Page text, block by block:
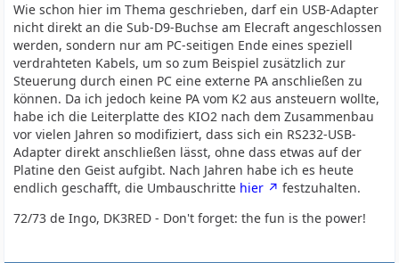
Wie schon hier im Thema geschrieben, darf ein USB-Adapter
nicht direkt an die Sub-D9-Buchse am Elecraft angeschlossen
werden, sondern nur am PC-seitigen Ende eines speziell
verdrahteten Kabels, um so zum Beispiel zusätzlich zur
Steuerung durch einen PC eine externe PA anschließen zu
können. Da ich jedoch keine PA vom K2 aus ansteuern wollte,
habe ich die Leiterplatte des KIO2 nach dem Zusammenbau
vor vielen Jahren so modifiziert, dass sich ein RS232-USB-
Adapter direkt anschließen lässt, ohne dass etwas auf der
Platine den Geist aufgibt. Nach Jahren habe ich es heute
endlich geschafft, die Umbauschritte hier
festzuhalten.
72/73 de Ingo, DK3RED - Don't forget: the fun is the power!